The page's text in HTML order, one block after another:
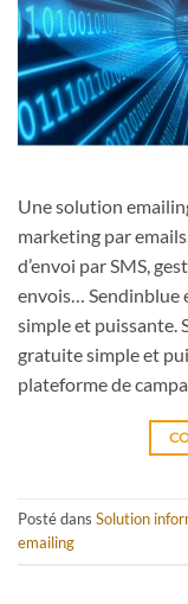
Une solution
marketing par
d’envoi par SMS,
envois… Sendinblue
simple et puissante.
gratuite simple et
plateforme de
Posté dans Solution
emailing